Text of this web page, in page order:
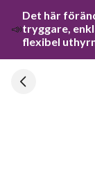
📣
Det här
tryggare,
flexibel